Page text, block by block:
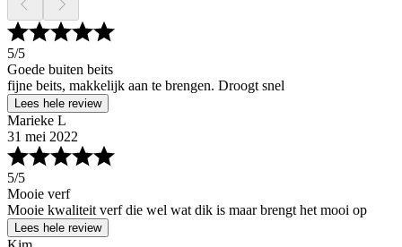
5/5
Goede buiten beits
fijne beits, makkelijk aan te brengen. Droogt snel
Lees hele review
Marieke L
31 mei 2022
5/5
Mooie verf
Mooie kwaliteit verf die wel wat dik is maar brengt het mooi op
Lees hele review